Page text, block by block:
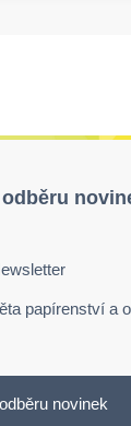
papírenství a
novinek